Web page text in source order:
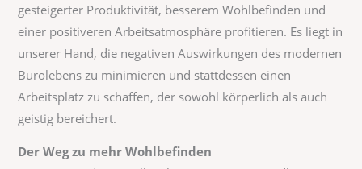
gesteigerter Produktivität, besserem Wohlbefinden und
einer positiveren Arbeitsatmosphäre profitieren. Es liegt in
unserer Hand, die negativen Auswirkungen des modernen
Bürolebens zu minimieren und stattdessen einen
Arbeitsplatz zu schaffen, der sowohl körperlich als auch
geistig bereichert.
Der Weg zu mehr Wohlbefinden